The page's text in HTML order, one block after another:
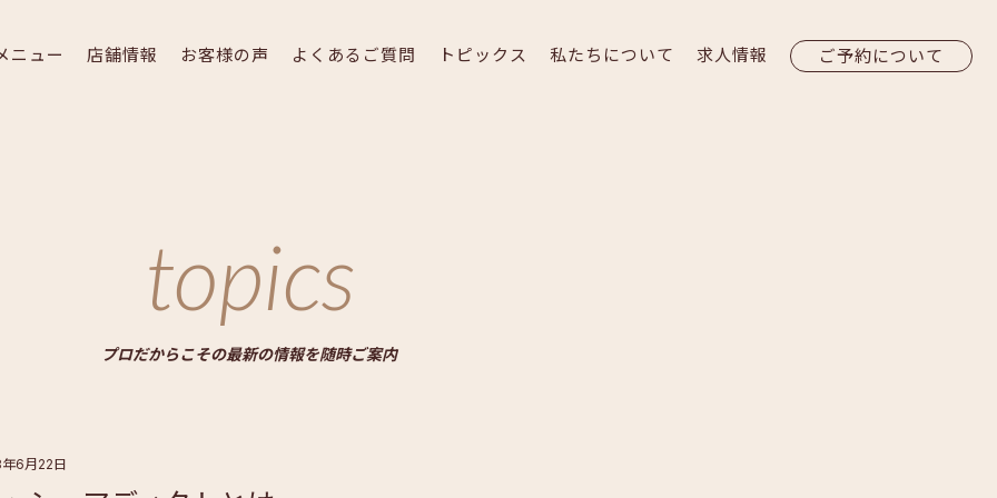
ニュー 店舗情報 お客様の声 よくあるご質問 トピックス 私たちについて 求人情報 ご予約について
topics
プロだからこその最新の情報を随時ご案内
6月22日